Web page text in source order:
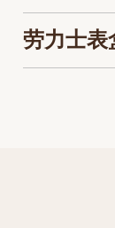
劳力士表